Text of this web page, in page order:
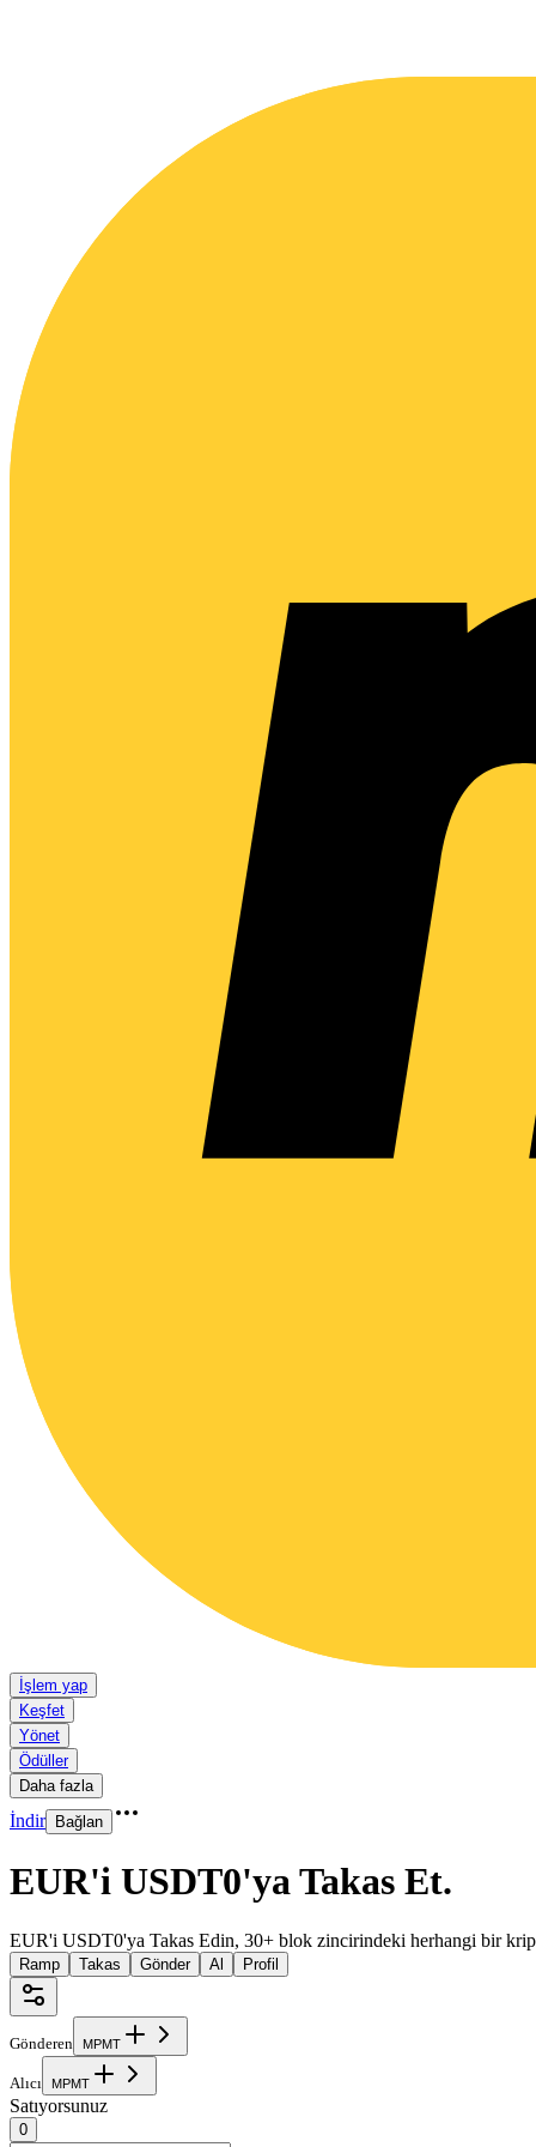
İşlem yap
Keşfet
Yönet
Ödüller
Daha fazla
İndir Bağlan
EUR'i USDT0'ya Takas Et.
EUR'i USDT0'ya Takas Edin, 30+ blok zincirindeki herhangi bir
Ramp Takas Gönder Al Profil
Gönderen MPMT
Alıcı MPMT
Satıyorsunuz
0